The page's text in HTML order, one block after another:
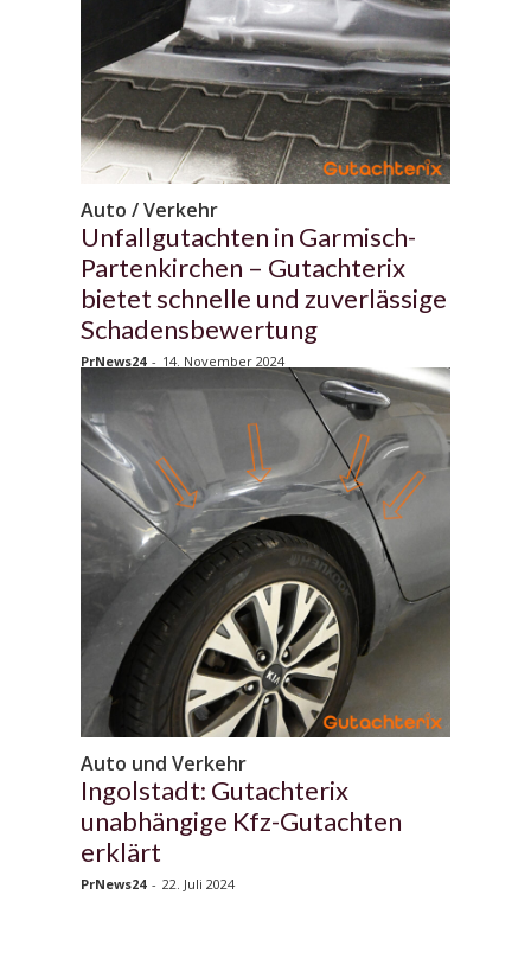
Auto / Verkehr
Unfallgutachten in Garmisch-
Partenkirchen – Gutachterix
bietet schnelle und zuverlässige
Schadensbewertung
PrNews24 - 14. November 2024
Auto und Verkehr
Ingolstadt: Gutachterix
unabhängige Kfz-Gutachten
erklärt
PrNews24 - 22. Juli 2024